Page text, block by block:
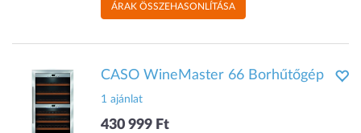
ÁRAK ÖSSZEHASONLÍTÁSA
CASO WineMaster 66 Borhűtőgép
1 ajánlat
430 999 Ft